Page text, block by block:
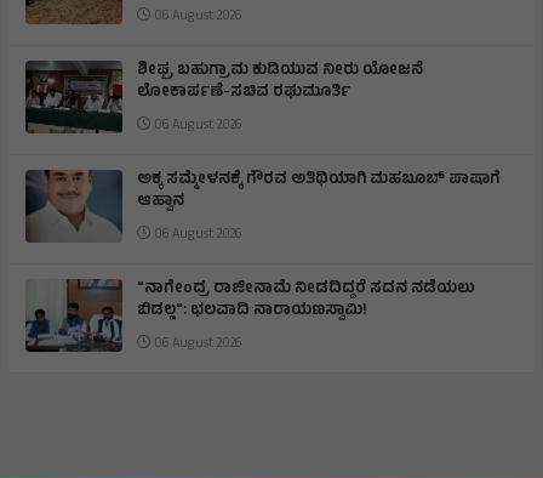
06 August 2026
ಶೀಘ್ರ ಬಹುಗ್ರಾಮ ಕುಡಿಯುವ ನೀರು ಯೋಜನೆ
ಲೋಕಾರ್ಪಣೆ-ಸಚಿವ ರಘುಮೂರ್ತಿ
06 August 2026
ಅಕ್ಕ ಸಮ್ಮೇಳನಕ್ಕೆ ಗೌರವ ಅತಿಥಿಯಾಗಿ ಮಹಬೂಬ್ ಪಾಷಾಗೆ
ಆಹ್ವಾನ
06 August 2026
"ನಾಗೇಂದ್ರ ರಾಜೀನಾಮೆ ನೀಡದಿದ್ದರೆ ಸದನ ನಡೆಯಲು
ಬಿಡಲ್ಲ": ಛಲವಾದಿ ನಾರಾಯಣಸ್ವಾಮಿ!
06 August 2026